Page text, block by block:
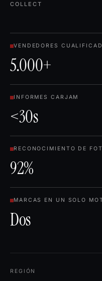
COLLECT
VENDEDORES
5.000+
INFORMES CARJAM
<30s
RECONOCIMIENTO DE
92%
MARCAS EN UN SOLO
Dos
REGIÓN